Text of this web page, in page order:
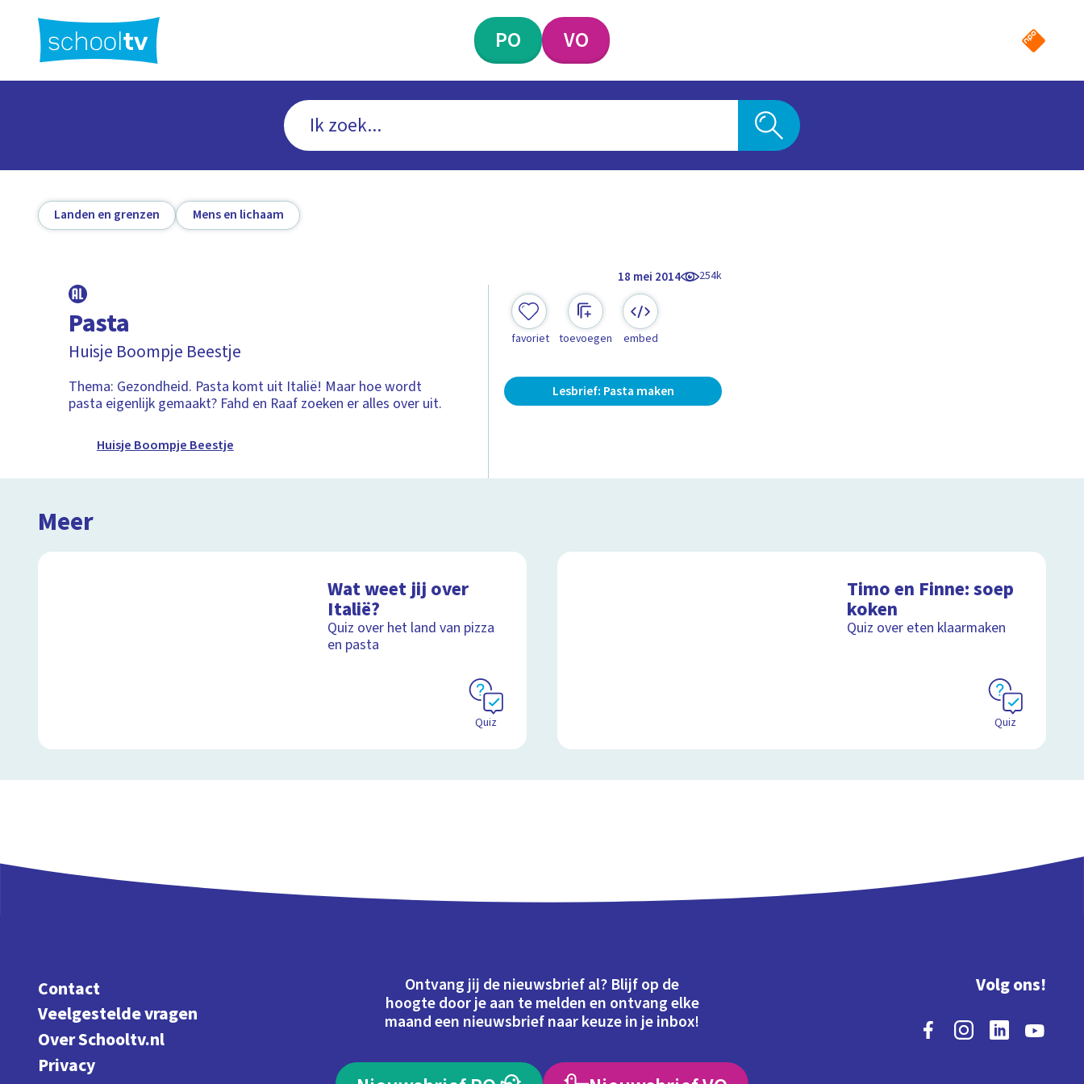
hoofdinhoud
PO VO
Landen en grenzen Mens en lichaam
18 mei 2014 254k
Pasta
Huisje Boompje Beestje
Thema: Gezondheid. Pasta komt uit Italië! Maar hoe wordt
pasta eigenlijk gemaakt? Fahd en Raaf zoeken er alles over uit.
Huisje Boompje Beestje
favoriet toevoegen embed
Lesbrief: Pasta maken
Meer
Wat weet jij over
Italië?
Quiz over het land van pizza
en pasta
Quiz
Timo en Finne: soep
koken
Quiz over eten klaarmaken
Quiz
Contact
Veelgestelde vragen
Over Schooltv.nl
Privacy
Ontvang jij de nieuwsbrief al? Blijf op de
hoogte door je aan te melden en ontvang elke
maand een nieuwsbrief naar keuze in je inbox!
Volg ons!